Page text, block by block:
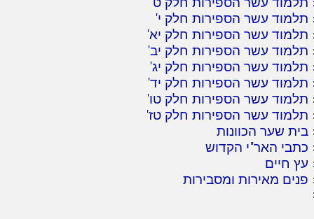
תלמוד עשר הספירות חלק י'
תלמוד עשר הספירות חלק יא'
תלמוד עשר הספירות חלק יב'
תלמוד עשר הספירות חלק יג'
תלמוד עשר הספירות חלק יד'
תלמוד עשר הספירות חלק טו'
תלמוד עשר הספירות חלק טז'
בית שער הכוונות
כתבי האר"י הקדוש
עץ חיים
פנים מאירות ומסבירות